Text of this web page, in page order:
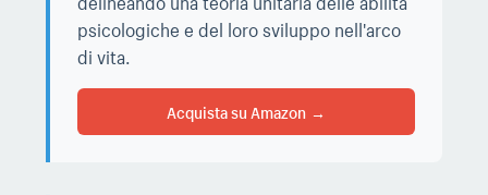
psicologiche e del loro sviluppo nell'arco
di vita.
Acquista su Amazon